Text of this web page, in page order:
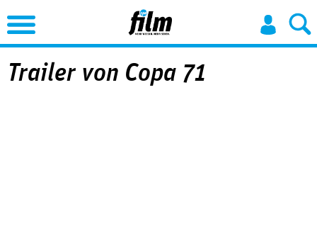
Jump to Navigation
Trailer von Copa 71